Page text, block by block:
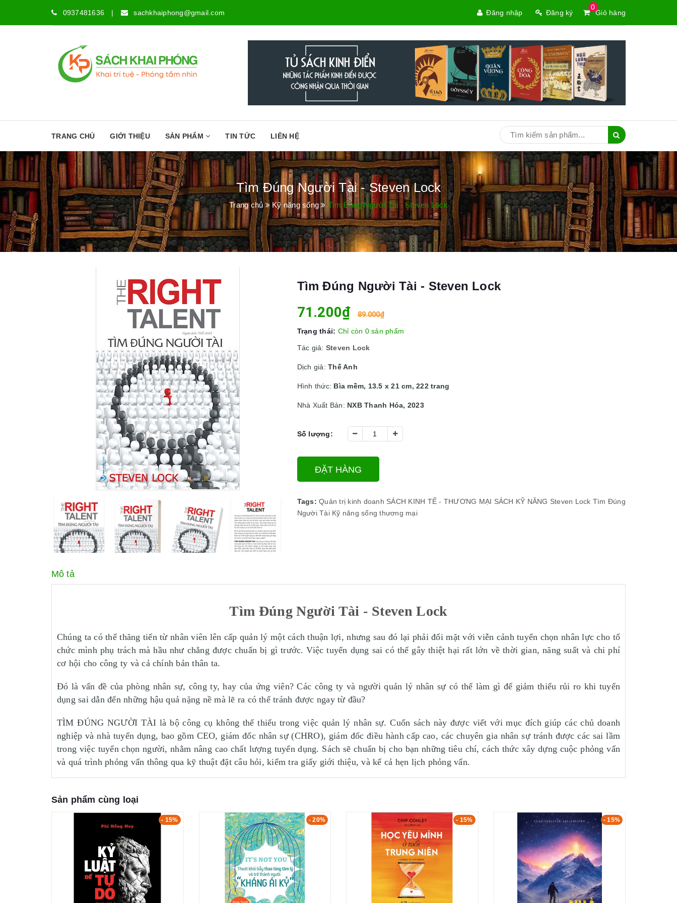
0937481636 | sachkhaiphong@gmail.com
0
Giỏ hàng
Đăng nhập Đăng ký
TRANG CHỦ GIỚI THIỆU SẢN PHẨM TIN TỨC LIÊN HỆ
Tìm Đúng Người Tài - Steven Lock
Trang chủ Kỹ năng sống Tìm Đúng Người Tài - Steven Lock
Tìm Đúng Người Tài - Steven Lock
71.200₫ 89.000₫
Trạng thái: Chỉ còn 0 sản phẩm
Tác giả: Steven Lock
Dịch giả: Thế Anh
Hình thức: Bìa mềm, 13.5 x 21 cm, 222 trang
Nhà Xuất Bản: NXB Thanh Hóa, 2023
Số lượng:
ĐẶT HÀNG
Tags: Quản trị kinh doanh SÁCH KINH TẾ - THƯƠNG MẠI SÁCH KỸ NĂNG Steven Lock Tìm Đúng
Người Tài Kỹ năng sống thương mại
Mô tả
Tìm Đúng Người Tài - Steven Lock
Chúng ta có thể thăng tiến từ nhân viên lên cấp quản lý một cách thuận lợi, nhưng sau đó lại phải đối mặt với viễn cảnh tuyển chọn nhân lực cho tổ
chức mình phụ trách mà hầu như chẳng được chuẩn bị gì trước. Việc tuyển dụng sai có thể gây thiệt hại rất lớn về thời gian, năng suất và chi phí
cơ hội cho công ty và cả chính bản thân ta.
Đó là vấn đề của phòng nhân sự, công ty, hay của ứng viên? Các công ty và người quản lý nhân sự có thể làm gì để giảm thiểu rủi ro khi tuyển
dụng sai dẫn đến những hậu quả nặng nề mà lẽ ra có thể tránh được ngay từ đầu?
TÌM ĐÚNG NGƯỜI TÀI là bộ công cụ không thể thiếu trong việc quản lý nhân sự. Cuốn sách này được viết với mục đích giúp các chủ doanh
nghiệp và nhà tuyển dụng, bao gồm CEO, giám đốc nhân sự (CHRO), giám đốc điều hành cấp cao, các chuyên gia nhân sự tránh được các sai lầm
trong việc tuyển chọn người, nhằm nâng cao chất lượng tuyển dụng. Sách sẽ chuẩn bị cho bạn những tiêu chí, cách thức xây dựng cuộc phỏng vấn
và quá trình phỏng vấn thông qua kỹ thuật đặt câu hỏi, kiểm tra giấy giới thiệu, và kể cả hẹn lịch phỏng vấn.
Sản phẩm cùng loại
- 15% - 20% - 15% - 15%